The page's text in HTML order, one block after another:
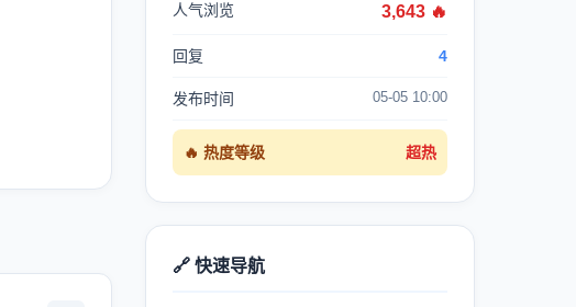
人气浏览 3,643 🔥
回复 4
发布时间 05-05 10:00
🔥 热度等级 超热
🔗 快速导航